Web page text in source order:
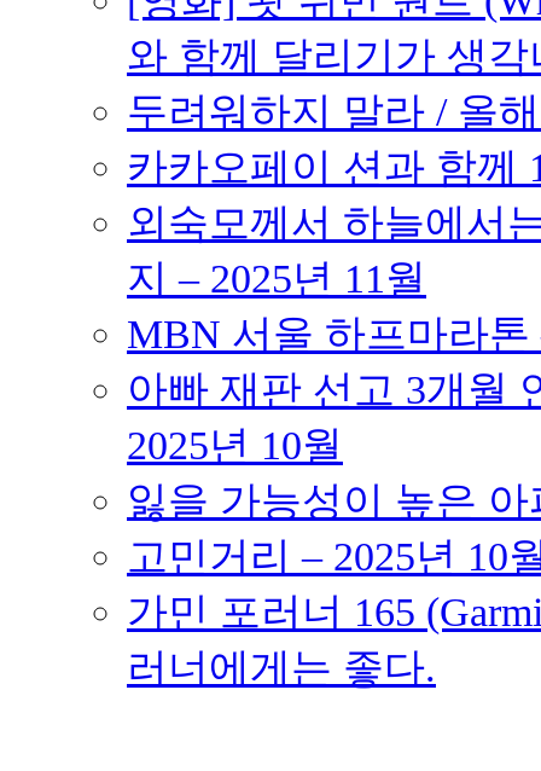
와 함께 달리기가 생각
두려워하지 말라 / 올
카카오페이 션과 함께
외숙모께서 하늘에서
지 – 2025년 11월
MBN 서울 하프마라톤
아빠 재판 선고 3개월
2025년 10월
잃을 가능성이 높은
고민거리 – 2025년 10
가민 포러너 165
러너에게는 좋다.